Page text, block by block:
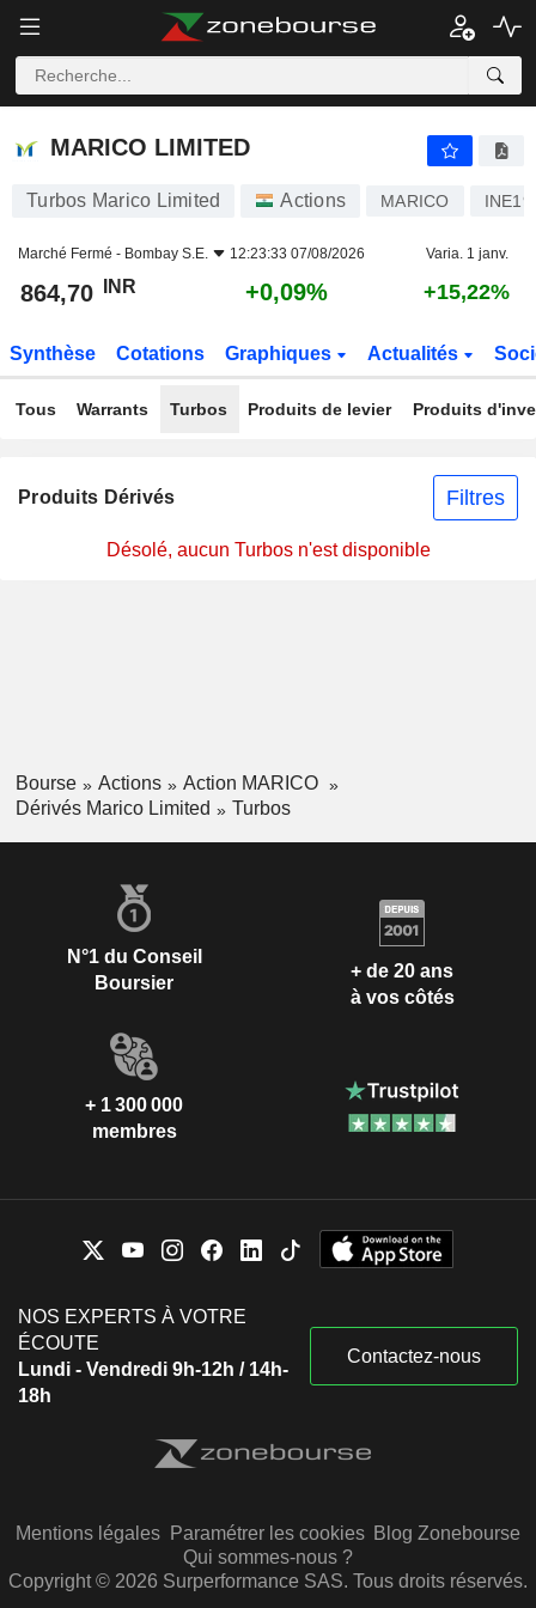
MARICO LIMITED
MARICO LIMITED
Turbos Marico Limited Actions MARICO
Marché Fermé - Bombay S.E. 12:23:33 07/08/2026 Varia. 1 janv.
864,70 INR +0,09% +15,22%
Synthèse Cotations Graphiques Actualités
Tous Warrants Turbos Produits de levier Produits
Produits Dérivés Filtres
Désolé, aucun Turbos n'est disponible
Bourse Actions
Action MARICO
Dérivés Marico Limited
Turbos
N°1 du Conseil
Boursier
+ de 20 ans
à vos côtés
+ 1 300 000
membres
NOS EXPERTS À VOTRE
ÉCOUTE
Lundi - Vendredi 9h-12h / 14h-
18h
Contactez-nous
Mentions légales Paramétrer les cookies Blog Zonebourse
Qui sommes-nous ?
Copyright © 2026 Surperformance SAS. Tous droits réservés.